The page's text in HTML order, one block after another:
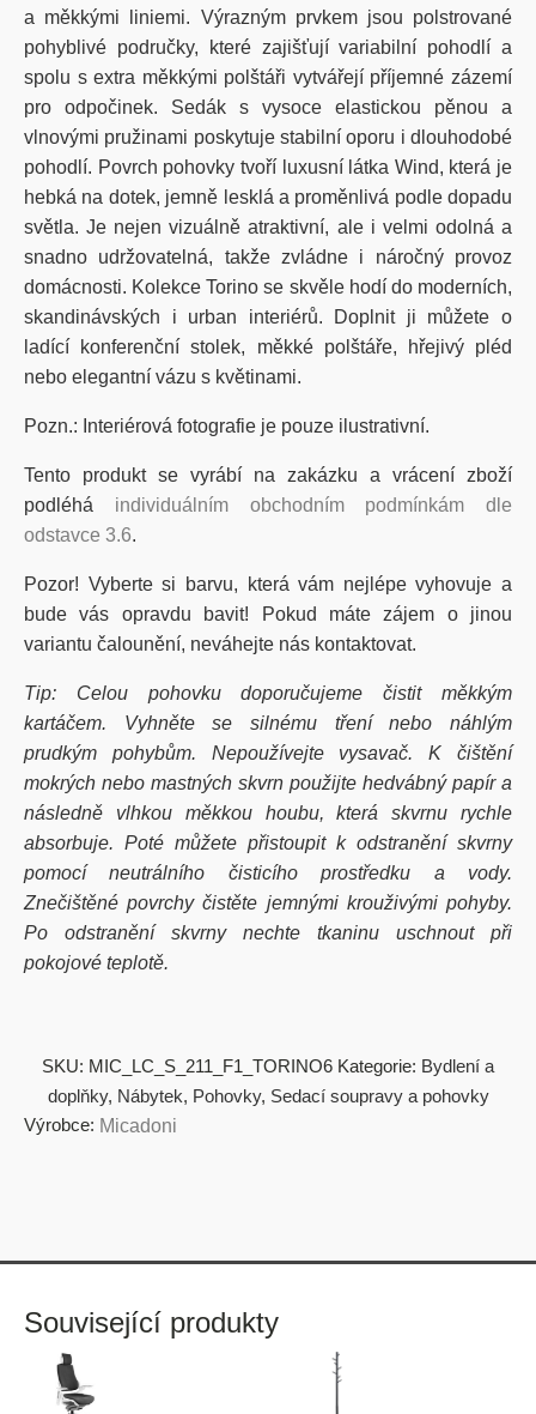
a měkkými liniemi. Výrazným prvkem jsou polstrované
pohyblivé područky, které zajišťují variabilní pohodlí a
spolu s extra měkkými polštáři vytvářejí příjemné zázemí
pro odpočinek. Sedák s vysoce elastickou pěnou a
vlnovými pružinami poskytuje stabilní oporu i dlouhodobé
pohodlí. Povrch pohovky tvoří luxusní látka Wind, která je
hebká na dotek, jemně lesklá a proměnlivá podle dopadu
světla. Je nejen vizuálně atraktivní, ale i velmi odolná a
snadno udržovatelná, takže zvládne i náročný provoz
domácnosti. Kolekce Torino se skvěle hodí do moderních,
skandinávských i urban interiérů. Doplnit ji můžete o
ladící konferenční stolek, měkké polštáře, hřejivý pléd
nebo elegantní vázu s květinami.
Pozn.: Interiérová fotografie je pouze ilustrativní.
Tento produkt se vyrábí na zakázku a vrácení zboží
podléhá individuálním obchodním podmínkám dle
odstavce 3.6.
Pozor! Vyberte si barvu, která vám nejlépe vyhovuje a
bude vás opravdu bavit! Pokud máte zájem o jinou
variantu čalounění, neváhejte nás kontaktovat.
Tip: Celou pohovku doporučujeme čistit měkkým
kartáčem. Vyhněte se silnému tření nebo náhlým
prudkým pohybům. Nepoužívejte vysavač. K čištění
mokrých nebo mastných skvrn použijte hedvábný papír a
následně vlhkou měkkou houbu, která skvrnu rychle
absorbuje. Poté můžete přistoupit k odstranění skvrny
pomocí neutrálního čisticího prostředku a vody.
Znečištěné povrchy čistěte jemnými krouživými pohyby.
Po odstranění skvrny nechte tkaninu uschnout při
pokojové teplotě.
SKU: MIC_LC_S_211_F1_TORINO6 Kategorie: Bydlení a
doplňky, Nábytek, Pohovky, Sedací soupravy a pohovky
Výrobce: Micadoni
Související produkty